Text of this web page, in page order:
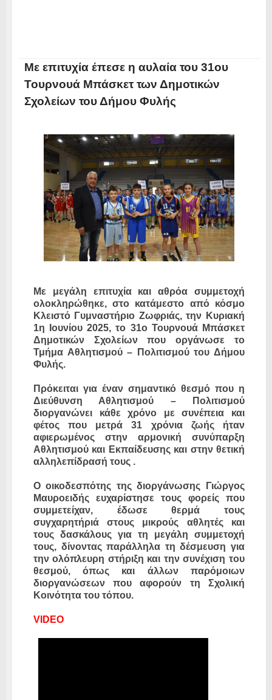
Με επιτυχία έπεσε η αυλαία του 31ου
Τουρνουά Μπάσκετ των Δημοτικών
Σχολείων του Δήμου Φυλής
Με μεγάλη επιτυχία και αθρόα συμμετοχή
ολοκληρώθηκε, στο κατάμεστο από κόσμο
Κλειστό Γυμναστήριο Ζωφριάς, την Κυριακή
1η Ιουνίου 2025, το 31ο Τουρνουά Μπάσκετ
Δημοτικών Σχολείων που οργάνωσε το
Τμήμα Αθλητισμού – Πολιτισμού του Δήμου
Φυλής.
Πρόκειται για έναν σημαντικό θεσμό που η
Διεύθυνση Αθλητισμού – Πολιτισμού
διοργανώνει κάθε χρόνο με συνέπεια και
φέτος που μετρά 31 χρόνια ζωής ήταν
αφιερωμένος στην αρμονική συνύπαρξη
Αθλητισμού και Εκπαίδευσης και στην θετική
αλληλεπίδρασή τους .
O οικοδεσπότης της διοργάνωσης Γιώργος
Μαυροειδής ευχαρίστησε τους φορείς που
συμμετείχαν, έδωσε θερμά τους
συγχαρητήριά στους μικρούς αθλητές και
τους δασκάλους για τη μεγάλη συμμετοχή
τους, δίνοντας παράλληλα τη δέσμευση για
την ολόπλευρη στήριξη και την συνέχιση του
θεσμού, όπως και άλλων παρόμοιων
διοργανώσεων που αφορούν τη Σχολική
Κοινότητα του τόπου.
VIDEO